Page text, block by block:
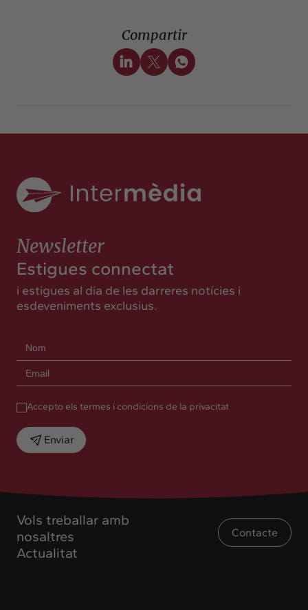
Compartir
Vols treballar amb
nosaltres
Actualitat
Contacte
Newsletter
Estigues connectat
i estigues al dia de les darreres notícies i
esdeveniments exclusius.
Accepto els termes i condicions de la privacitat
Enviar